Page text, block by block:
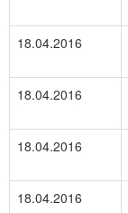
18.04.2016
18.04.2016
18.04.2016
18.04.2016